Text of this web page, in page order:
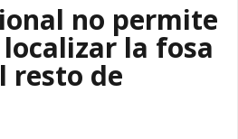
no permite
la fosa
resto de